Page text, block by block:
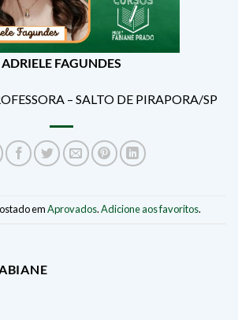
ADRIELE FAGUNDES
– SALTO DE PIRAPORA/SP
emAprovados.Adicione aos favoritos.